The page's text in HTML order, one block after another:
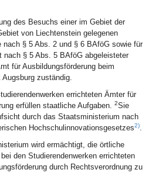
des Besuchs einer im Gebiet der
von Liechtenstein gelegenen
nach § 5 Abs. 2 und § 6 BAföG sowie für
nach § 5 Abs. 5 BAföG abgeleisteter
für Ausbildungsförderung beim
Augsburg zuständig.
errichteten Ämter für
erfüllen staatliche Aufgaben. 2Sie
durch das Staatsministerium nach
Hochschulinnovationsgesetzes2).
wird ermächtigt, die örtliche
den Studierendenwerken errichteten
durch Rechtsverordnung zu